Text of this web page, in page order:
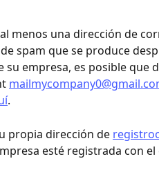
menos una dirección de
spam que se produce
su empresa, es posible que
.
propia dirección de
esté registrada con